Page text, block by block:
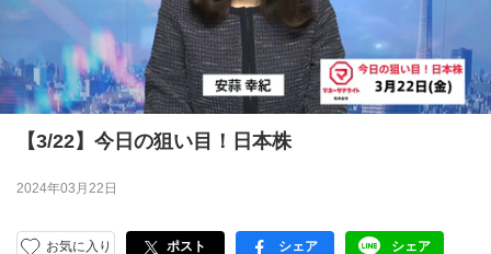
【3/22】今日の狙い目！日本株
2024年03月22日
お気に入り ポスト シェア シェア